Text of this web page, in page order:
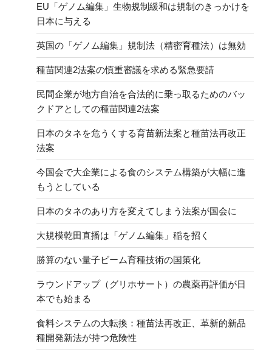
EU「ゲノム編集」生物規制緩和は規制のきっかけを
日本に与える
英国の「ゲノム編集」規制法（精密育種法）は無効
種苗関連2法案の慎重審議を求める緊急要請
民間企業が地方自治を合法的に乗っ取るためのバッ
クドアとしての種苗関連2法案
日本のタネを危うくする育苗新法案と種苗法再改正
法案
今国会で大企業による食のシステム構築が大幅に進
もうとしている
日本のタネのあり方を変えてしまう法案が国会に
大規模乾田直播は「ゲノム編集」稲を招く
勝算のない量子ビーム育種技術の国策化
ラウンドアップ（グリホサート）の農薬再評価が日
本でも始まる
食料システムの大転換：種苗法再改正、革新的新品
種開発新法が持つ危険性